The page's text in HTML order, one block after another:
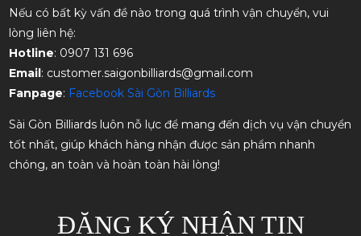
Nếu có bất kỳ vấn đề nào trong quá trình vận chuyển, vui
lòng liên hệ:
Hotline: 0907 131 696
Email: customer.saigonbilliards@gmail.com
Fanpage: Facebook Sài Gòn Billiards
Sài Gòn Billiards luôn nỗ lực để mang đến dịch vụ vận chuyển
tốt nhất, giúp khách hàng nhận được sản phẩm nhanh
chóng, an toàn và hoàn toàn hài lòng!
ĐĂNG KÝ NHẬN TIN